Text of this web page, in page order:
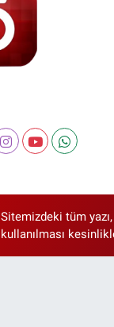
Sitemizdeki tüm
kullanılması